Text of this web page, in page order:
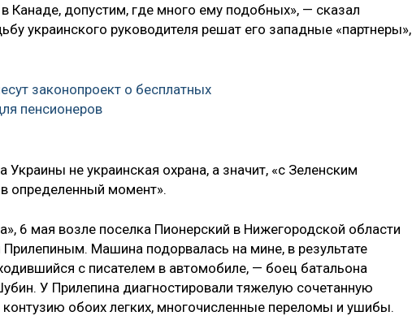
Канаде, допустим, где много ему подобных», — сказал
украинского руководителя решат его западные «партнеры»,
законопроект о бесплатных
пенсионеров
Украины не украинская охрана, а значит, «с Зеленским
определенный момент».
6 мая возле поселка Пионерский в Нижегородской области
Прилепиным. Машина подорвалась на мине, в результате
с писателем в автомобиле, — боец батальона
У Прилепина диагностировали тяжелую сочетанную
обоих легких, многочисленные переломы и ушибы.